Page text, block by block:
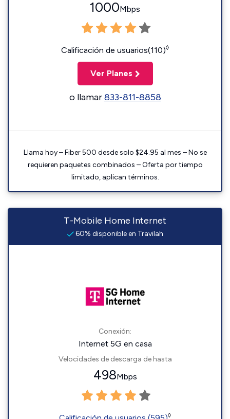
1000Mbps
Calificación de usuarios(110)◊
Ver Planes
o llamar833-811-8858
Llama hoy – Fiber 500 desde solo $24.95 al mes – No se
requieren paquetes combinados – Oferta por tiempo
limitado, aplican términos.
T-Mobile Home Internet
60% disponible en Travilah
Conexión:
Internet 5G en casa
Velocidades de descarga de hasta
498Mbps
◊